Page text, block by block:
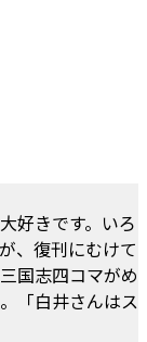
好きです。いろ
、復刊にむけて
国志四コマがめ
「白井さんはス